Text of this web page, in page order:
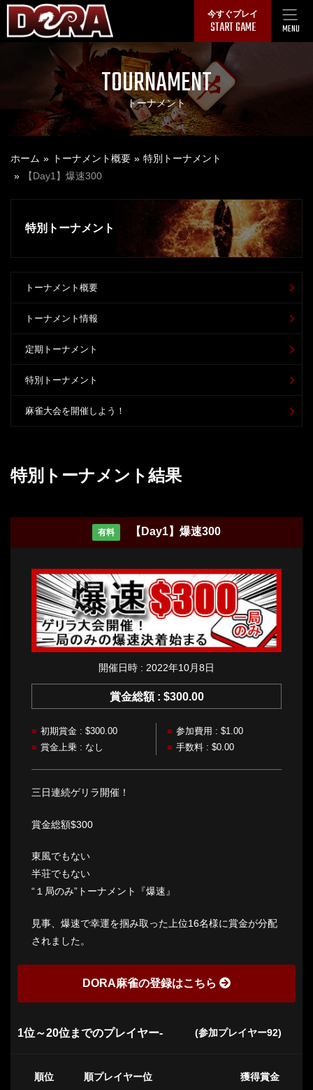
Skip
今すぐプレイ
START GAME MENU
TOURNAMENT
トーナメント
ホーム トーナメント概要
特別トーナメント
【Day1】爆速300
特別トーナメント
トーナメント概要
トーナメント情報
定期トーナメント
特別トーナメント
麻雀大会を開催しよう！
特別トーナメント結果
有料 【Day1】爆速300
開催日時 : 2022年10月8日
賞金総額 : $300.00
初期賞金 : $300.00
参加費用 : $1.00
賞金上乗 : なし
手数料 : $0.00
三日連続ゲリラ開催！
賞金総額$300
東風でもない
半荘でもない
“１局のみ”トーナメント『爆速』
見事、爆速で幸運を掴み取った上位16名様に賞金が分配
されました。
DORA麻雀の登録はこちら
1位～20位までのプレイヤー- (参加プレイヤー92)
順位 順プレイヤー位 獲得賞金